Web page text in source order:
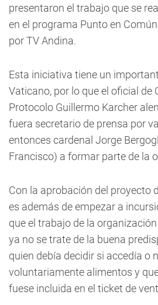
presentaron el trabajo que se
en el programa Punto en
por TV Andina.
Esta iniciativa tiene un
Vaticano, por lo que el oficial de
Protocolo Guillermo Karcher
fuera secretario de prensa por
entonces cardenal Jorge
Francisco) a formar parte de la
Con la aprobación del proyecto
es además de empezar a
que el trabajo de la
ya no se trate de la buena
quien debía decidir si accedía o
voluntariamente alimentos y
fuese incluida en el ticket de